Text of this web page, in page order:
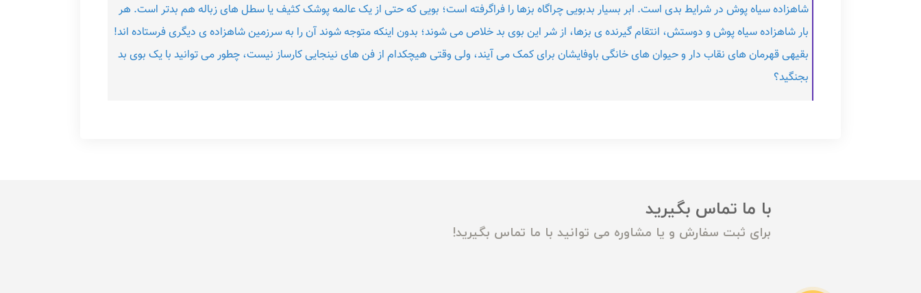
شاهزاده سیاه پوش در شرایط بدی است. ابر بسیار بدبویی چراگاه بزها را فراگرفته است؛ بویی که حتی از یک عالمه پوشک کثیف یا سطل های زباله هم بدتر است. هر
بار شاهزاده سیاه پوش و دوستش، انتقام گیرنده ی بزها، از شر این بوی بد خلاص می شوند؛ بدون اینکه متوجه شوند آن را به سرزمین شاهزاده ی دیگری فرستاده اند!
بقیهی قهرمان های نقاب دار و حیوان های خانگی باوفایشان برای کمک می آیند، ولی وقتی هیچکدام از فن های نینجایی کارساز نیست، چطور می توانید با یک بوی بد
بجنگید؟
با ما تماس بگیرید
برای ثبت سفارش و یا مشاوره می توانید با ما تماس بگیرید!